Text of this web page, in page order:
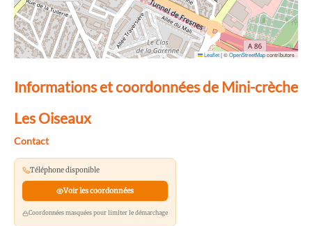
Leaflet|©OpenStreetMapcontributors
Informations et coordonnées de Mini-crèche
Les Oiseaux
Contact
Téléphone disponible
Voir les coordonnées
Coordonnées masquées pour limiter le démarchage